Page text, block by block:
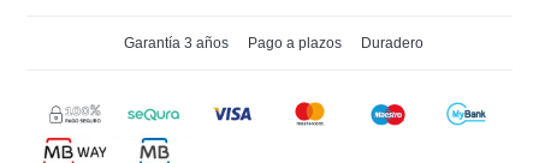
Garantía 3 años Pago a plazos Duradero